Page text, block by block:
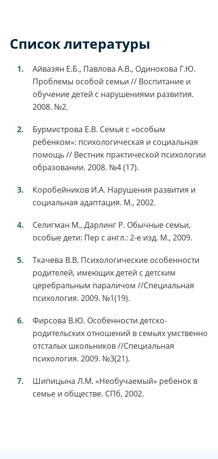
Список литературы
Айвазян Е.Б., Павлова А.В., Одинокова Г.Ю.
Проблемы особой семьи // Воспитание и
обучение детей с нарушениями развития.
2008. №2.
Бурмистрова Е.В. Семья с «особым
ребенком»: психологическая и социальная
помощь // Вестник практической психологии
образовании. 2008. №4 (17).
Коробейников И.А. Нарушения развития и
социальная адаптация. М., 2002.
Селигман М., Дарлинг Р. Обычные семьи,
особые дети: Пер с англ.: 2-е изд. М., 2009.
Ткачева В.В. Психологические особенности
родителей, имеющих детей с детским
церебральным параличом //Специальная
психология. 2009. №1(19).
Фирсова В.Ю. Особенности детско-
родительских отношений в семьях умственно
отсталых школьников //Специальная
психология. 2009. №3(21).
Шипицына Л.М. «Необучаемый» ребенок в
семье и обществе. СПб, 2002.